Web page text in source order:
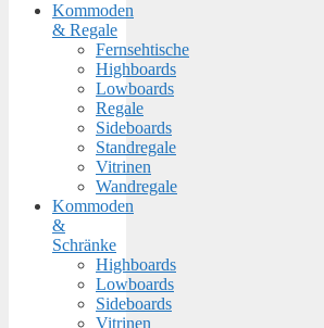
Kommoden
& Regale
Fernsehtische
Highboards
Lowboards
Regale
Sideboards
Standregale
Vitrinen
Wandregale
Kommoden
&
Schränke
Highboards
Lowboards
Sideboards
Vitrinen